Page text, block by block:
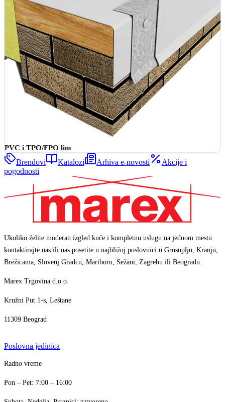
PVC i TPO/FPO lim
Brendovi Katalozi Arhiva e-novosti
Akcije i
pogodnosti
Ukoliko želite moderan izgled kuće i kompletnu uslugu na jednom mestu
kontaktirajte nas ili nas posetite u najbližoj poslovnici u Grosuplju, Kranju,
Brežicama, Slovenj Gradcu, Mariboru, Sežani, Zagrebu ili Beogradu.
Marex Trgovina d.o.o.
Kružni Put 1-s, Leštane
11309 Beograd
Poslovna jedinica
Radno vreme
Pon – Pet: 7:00 – 16:00
↗
AI asistent · brzi odgovori